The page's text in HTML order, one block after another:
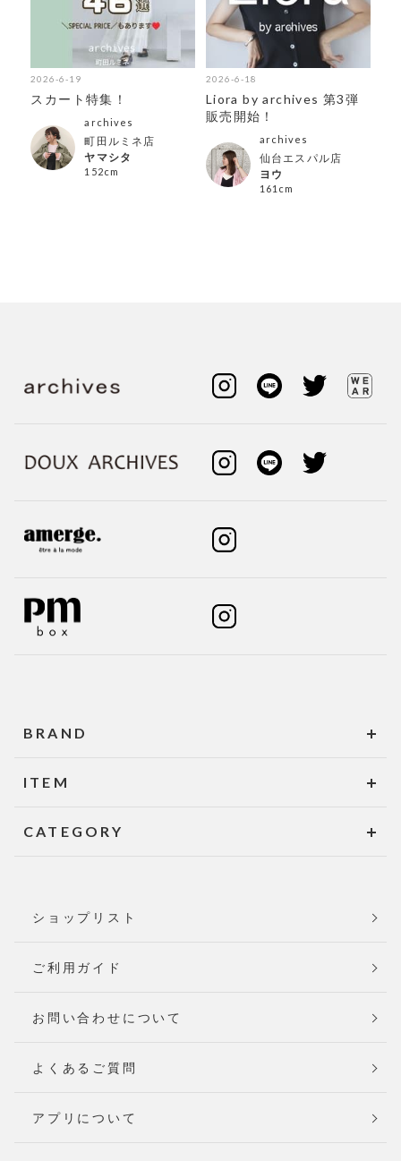
2026-6-19
スカート特集！
archives
町田ルミネ店
ヤマシタ
152cm
2026-6-18
Liora by archives 第3弾
販売開始！
archives
仙台エスパル店
ヨウ
161cm
BRAND
ITEM
CATEGORY
ショップリスト
ご利用ガイド
お問い合わせについて
よくあるご質問
アプリについて